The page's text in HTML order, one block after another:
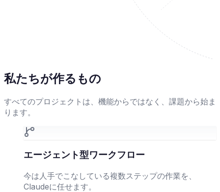
私たちが作るもの
すべてのプロジェクトは、機能からではなく、課題から始ま
ります。
エージェント型ワークフロー
今は人手でこなしている複数ステップの作業を、
Claudeに任せます。